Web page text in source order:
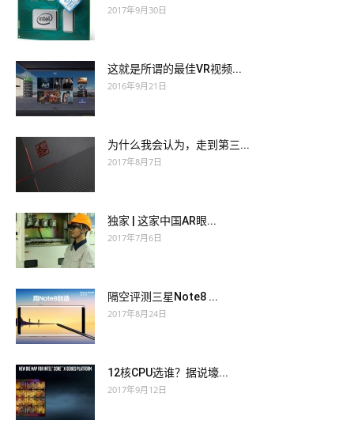
2017年9月30日
这就是所谓的最佳VR视频...
2016年9月21日
为什么我会认为，走到第三...
2017年8月7日
独家 | 这家中国AR眼...
2017年7月6日
隔空评测三星Note8 ...
2017年8月24日
12核CPU选谁？据说壕...
2017年9月12日